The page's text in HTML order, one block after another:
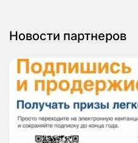
Новости партнеров